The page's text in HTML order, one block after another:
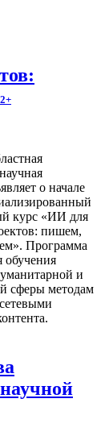
о начале
курс «ИИ для
пишем,
Программа
обучения
и
сферы методам